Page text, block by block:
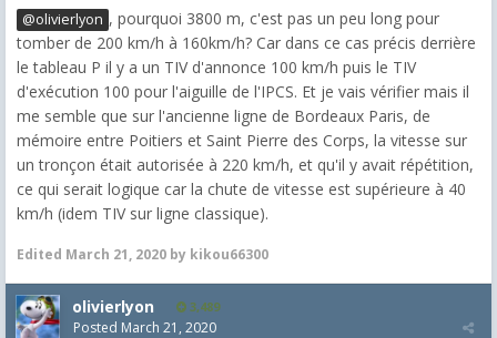
@olivierlyon , pourquoi 3800 m, c'est pas un peu long pour
tomber de 200 km/h à 160km/h? Car dans ce cas précis derrière
le tableau P il y a un TIV d'annonce 100 km/h puis le TIV
d'exécution 100 pour l'aiguille de l'IPCS. Et je vais vérifier mais il
me semble que sur l'ancienne ligne de Bordeaux Paris, de
mémoire entre Poitiers et Saint Pierre des Corps, la vitesse sur
un tronçon était autorisée à 220 km/h, et qu'il y avait répétition,
ce qui serait logique car la chute de vitesse est supérieure à 40
km/h (idem TIV sur ligne classique).
Edited March 21, 2020 by kikou66300
olivierlyon 3,489
Posted March 21, 2020